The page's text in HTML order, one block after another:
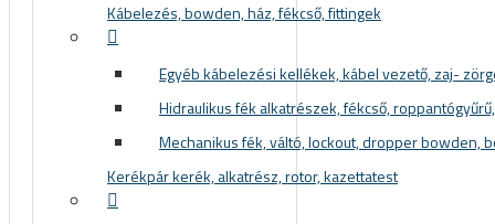
Kábelezés, bowden, ház, fékcső, fittingek
Egyéb kábelezési kellékek, kábel vezető, zaj-
Hidraulikus fék alkatrészek, fékcső,
Mechanikus fék, váltó, lockout, dropper bowden,
Kerékpár kerék, alkatrész, rotor, kazettatest